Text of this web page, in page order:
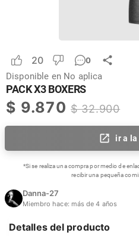
20 0
Disponible en No aplica
PACK X3 BOXERS
$ 9.870 $32.900
ir a
*Si se realiza una compra por medio de
recibir una pequeña
Danna-27
Miembro hace: más de 4 años
Detalles del producto